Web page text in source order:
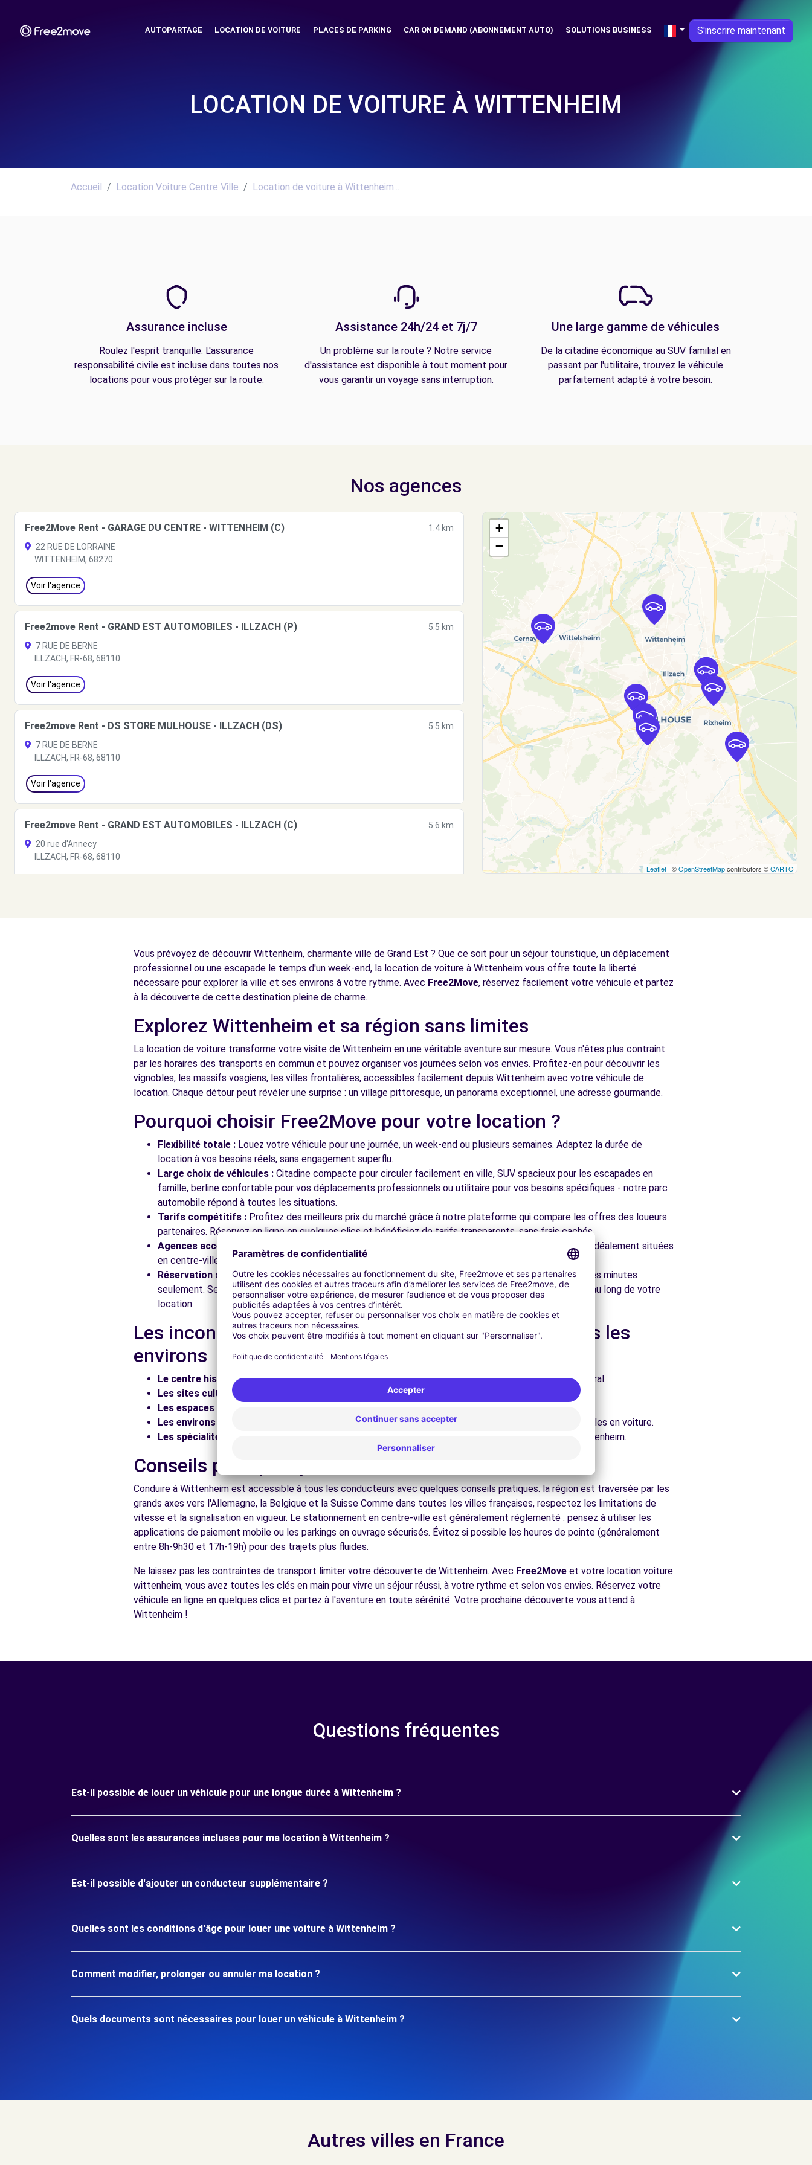
AUTOPARTAGE LOCATION DE VOITURE PLACES DE PARKING CAR ON DEMAND (ABONNEMENT AUTO) SOLUTIONS BUSINESS S'inscrire maintenant
LOCATION DE VOITURE À WITTENHEIM
Accueil Location Voiture Centre Ville Location de voiture à Wittenheim...
Assurance incluse
Roulez l'esprit tranquille. L'assurance
responsabilité civile est incluse dans toutes nos
locations pour vous protéger sur la route.
Assistance 24h/24 et 7j/7
Un problème sur la route ? Notre service
d'assistance est disponible à tout moment pour
vous garantir un voyage sans interruption.
Une large gamme de véhicules
De la citadine économique au SUV familial en
passant par l'utilitaire, trouvez le véhicule
parfaitement adapté à votre besoin.
Nos agences
Free2Move Rent - GARAGE DU CENTRE - WITTENHEIM (C)
1.4 km
22 RUE DE LORRAINE
WITTENHEIM, 68270
Voir l'agence
Free2move Rent - GRAND EST AUTOMOBILES - ILLZACH (P)
5.5 km
7 RUE DE BERNE
ILLZACH, FR-68, 68110
Voir l'agence
Free2move Rent - DS STORE MULHOUSE - ILLZACH (DS)
5.5 km
7 RUE DE BERNE
ILLZACH, FR-68, 68110
Voir l'agence
Free2move Rent - GRAND EST AUTOMOBILES - ILLZACH (C)
5.6 km
20 rue d'Annecy
ILLZACH, FR-68, 68110
Free2move Rent - GRAND EST AUTOMOBILES - ILLZACH (O)
7.2 km
Free2Move Rent - SE GARAGE RELLE PIERRE SARL - MULHOUSE (C)
8.6 km
22 BOULEVARD DES NATIONS
Free2Move Rent - GARAGE GEITNER - BRUNSTATT (C)
9.5 km
Free2Move Rent - GARAGE DES PINS - CERNAY (C)
10.6 km
Free2Move Rent - SARL GARAGE SEEMANN - HABSHEIM (C)
12.2 km
224 RUE DU GENERAL DE GAULLE
+
−
Leaflet | ©OpenStreetMapcontributors ©CARTO
Vous prévoyez de découvrir Wittenheim, charmante ville de Grand Est ? Que ce soit pour un séjour touristique, un déplacement
professionnel ou une escapade le temps d'un week-end, la location de voiture à Wittenheim vous offre toute la liberté
nécessaire pour explorer la ville et ses environs à votre rythme. Avec Free2Move, réservez facilement votre véhicule et partez
à la découverte de cette destination pleine de charme.
Explorez Wittenheim et sa région sans limites
La location de voiture transforme votre visite de Wittenheim en une véritable aventure sur mesure. Vous n'êtes plus contraint
par les horaires des transports en commun et pouvez organiser vos journées selon vos envies. Profitez-en pour découvrir les
vignobles, les massifs vosgiens, les villes frontalières, accessibles facilement depuis Wittenheim avec votre véhicule de
location. Chaque détour peut révéler une surprise : un village pittoresque, un panorama exceptionnel, une adresse gourmande.
Pourquoi choisir Free2Move pour votre location ?
Flexibilité totale : Louez votre véhicule pour une journée, un week-end ou plusieurs semaines. Adaptez la durée de
location à vos besoins réels, sans engagement superflu.
Large choix de véhicules : Citadine compacte pour circuler facilement en ville, SUV spacieux pour les escapades en
famille, berline confortable pour vos déplacements professionnels ou utilitaire pour vos besoins spécifiques - notre parc
automobile répond à toutes les situations.
Tarifs compétitifs : Profitez des meilleurs prix du marché grâce à notre plateforme qui compare les offres des loueurs
partenaires. Réservez en ligne en quelques clics et bénéficiez de tarifs transparents, sans frais cachés.
Agences accessibles :
Récupérez votre véhicule dans l'une de nos nombreuses agences partenaires, idéalement situées
en centre-ville, en gare ou près des aéroports pour faciliter le démarrage de votre séjour.
Réservation simplifiée :Notre plateforme intuitive vous permet de réserver votre véhicule en quelques minutes
seulement. Service client disponible pour répondre à toutes vos questions et vous accompagner tout au long de votre
location.
Les incontournables à découvrir à Wittenheim et dans les
environs
Le centre historique :Flânez dans les ruelles du cœur de ville et découvrez son patrimoine architectural.
Les sites culturels :
Visitez les musées et monuments qui font la richesse de Wittenheim.
Les espaces naturels :
Les environs :
Explorez les vignobles, les massifs vosgiens, les villes frontalières, facilement accessibles en voiture.
Les spécialités locales :
Découvrez la gastronomie régionale dans les restaurants et marchés de Wittenheim.
Conseils pratiques pour conduire à Wittenheim
Conduire à Wittenheim est accessible à tous les conducteurs avec quelques conseils pratiques. la région est traversée par les
grands axes vers l'Allemagne, la Belgique et la Suisse Comme dans toutes les villes françaises, respectez les limitations de
vitesse et la signalisation en vigueur. Le stationnement en centre-ville est généralement réglementé : pensez à utiliser les
applications de paiement mobile ou les parkings en ouvrage sécurisés. Évitez si possible les heures de pointe (généralement
entre 8h-9h30 et 17h-19h) pour des trajets plus fluides.
Ne laissez pas les contraintes de transport limiter votre découverte de Wittenheim. Avec Free2Move et votre location voiture
wittenheim, vous avez toutes les clés en main pour vivre un séjour réussi, à votre rythme et selon vos envies. Réservez votre
véhicule en ligne en quelques clics et partez à l'aventure en toute sérénité. Votre prochaine découverte vous attend à
Wittenheim !
Questions fréquentes
Est-il possible de louer un véhicule pour une longue durée à Wittenheim ?
Quelles sont les assurances incluses pour ma location à Wittenheim ?
Est-il possible d'ajouter un conducteur supplémentaire ?
Quelles sont les conditions d'âge pour louer une voiture à Wittenheim ?
Comment modifier, prolonger ou annuler ma location ?
Quels documents sont nécessaires pour louer un véhicule à Wittenheim ?
Autres villes en France